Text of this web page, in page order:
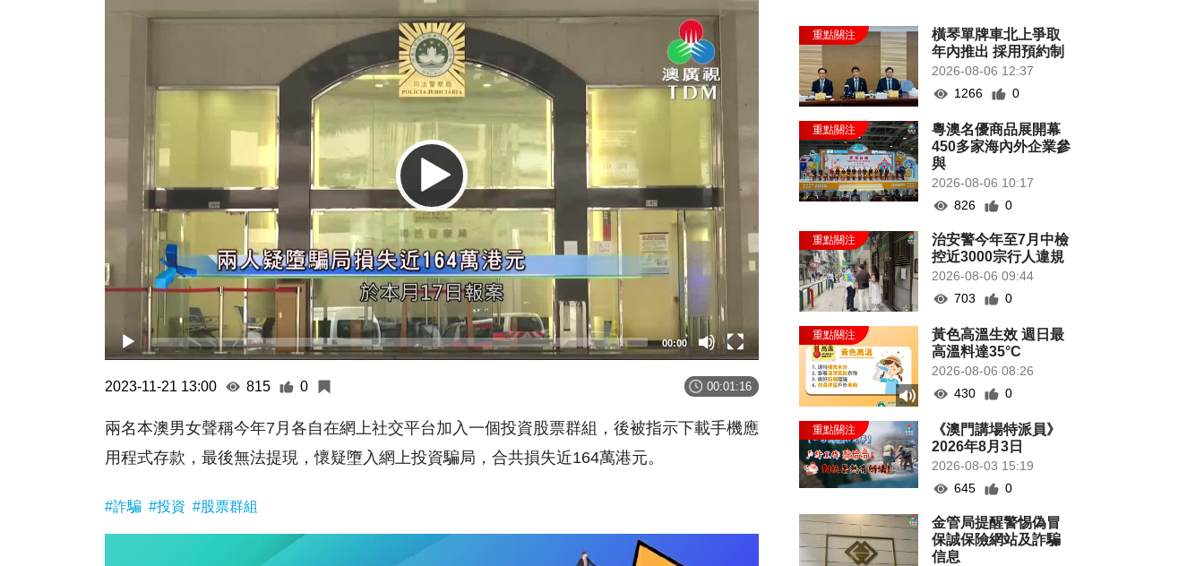
00:00
2023-11-21 13:00 815 0 00:01:16
兩名本澳男女聲稱今年7月各自在網上社交平台加入一個投資股票群組，後被指示下載手機應
用程式存款，最後無法提現，懷疑墮入網上投資騙局，合共損失近164萬港元。
#詐騙 #投資 #股票群組
橫琴單牌車北上爭取
年內推出 採用預約制
2026-08-06 12:37
1266
0
粵澳名優商品展開幕
450多家海內外企業參
與
2026-08-06 10:17
826
0
治安警今年至7月中檢
控近3000宗行人違規
2026-08-06 09:44
703
0
黃色高溫生效 週日最
高溫料達35°C
2026-08-06 08:26
430
0
《澳門講場特派員》
2026年8月3日
2026-08-03 15:19
645
0
金管局提醒警惕偽冒
保誠保險網站及詐騙
信息